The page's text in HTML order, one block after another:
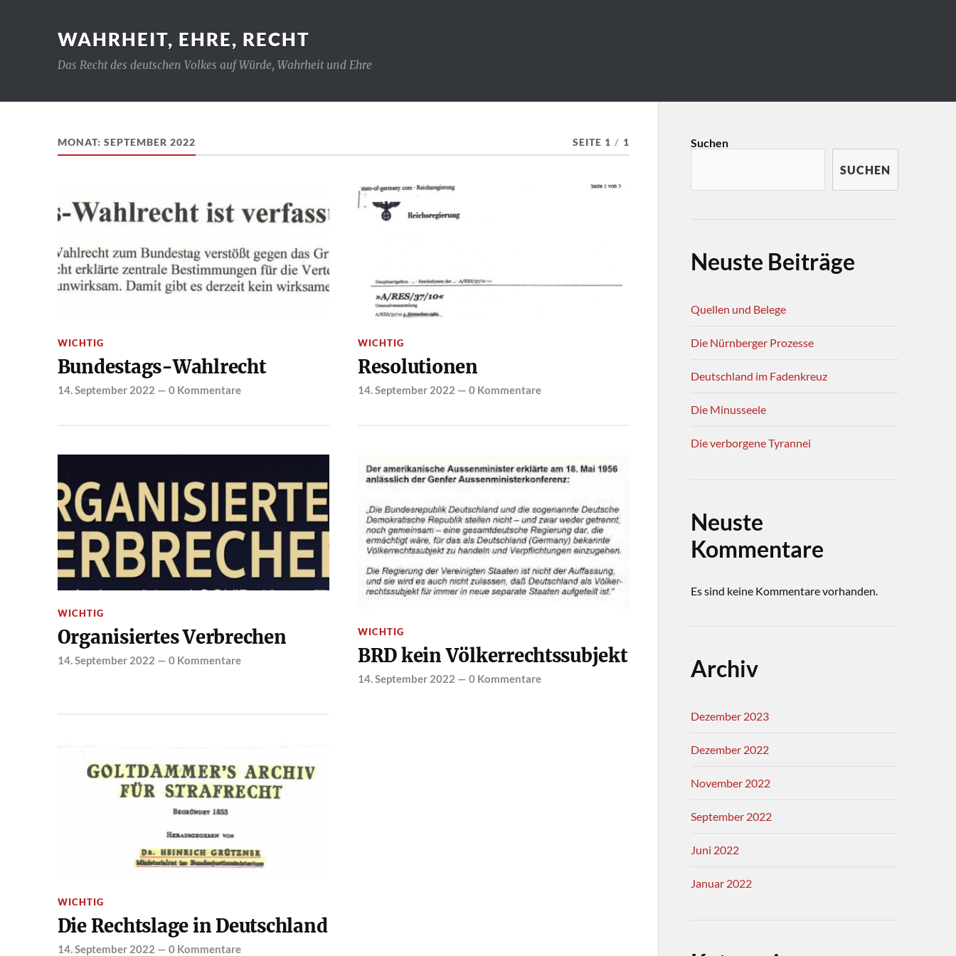
WAHRHEIT, EHRE, RECHT
Das Recht des deutschen Volkes auf Würde, Wahrheit und Ehre
MONAT: SEPTEMBER 2022 SEITE 1 / 1
WICHTIG
Bundestags-Wahlrecht
14. September 2022 — 0 Kommentare
WICHTIG
Resolutionen
14. September 2022 — 0 Kommentare
WICHTIG
Organisiertes Verbrechen
14. September 2022 — 0 Kommentare
WICHTIG
BRD kein Völkerrechtssubjekt
14. September 2022 — 0 Kommentare
WICHTIG
Die Rechtslage in Deutschland
14. September 2022 — 0 Kommentare
Suchen
SUCHEN
Neuste Beiträge
Quellen und Belege
Die Nürnberger Prozesse
Deutschland im Fadenkreuz
Die Minusseele
Die verborgene Tyrannei
Neuste
Kommentare
Es sind keine Kommentare vorhanden.
Archiv
Dezember 2023
Dezember 2022
November 2022
September 2022
Juni 2022
Januar 2022